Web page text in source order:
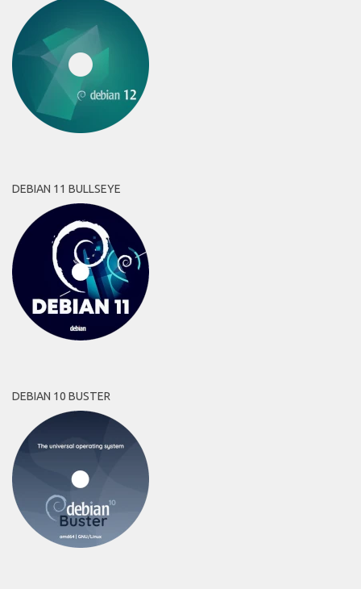
DEBIAN 11 BULLSEYE
DEBIAN 10 BUSTER